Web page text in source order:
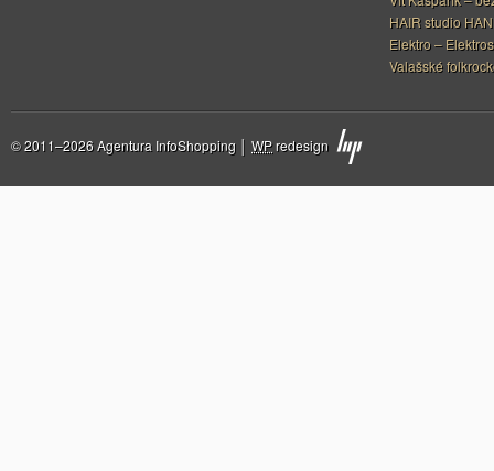
HAIR studio
Elektro –
Valašské
© 2011–2026 Agentura InfoShopping │ WPredesign